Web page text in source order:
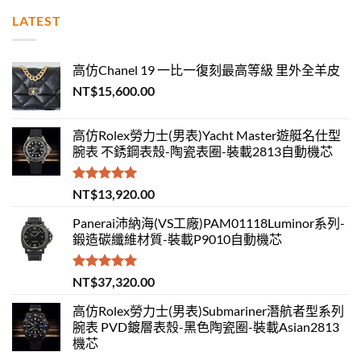
LATEST
高仿Chanel 19 一比一復刻最高等級 里外全羊皮
NT$15,600.00
高仿Rolex勞力士(男表)Yacht Master遊艇名仕型
腕表 不銹鋼表殼-陶瓷表圈-裝載2813自動機芯
評分5.00
滿分 5
NT$13,920.00
Panerai沛納海(VS工廠)PAM01118Luminor系列-
鍛造碳纖維材質-裝載P9010自動機芯
評分5.00
滿分 5
NT$37,320.00
高仿Rolex勞力士(男表)Submariner潛航者型系列
腕表 PVD鍍層表殼-黑色陶瓷圈-裝載Asian2813
機芯